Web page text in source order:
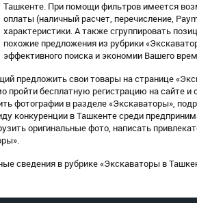
Ташкенте. При помощи фильтров имеется
оплаты (наличный расчет, перечисление,
характеристики. А также сгруппировать
похожие предложения из рубрики
эффективного поиска и экономии Вашего
предложить свои товары на странице
пройти бесплатную регистрацию на
фотографии в разделе «Экскаваторы»,
конкуренции в Ташкенте среди
оригинальные фото, написать
сведения в рубрике «Экскаваторы в